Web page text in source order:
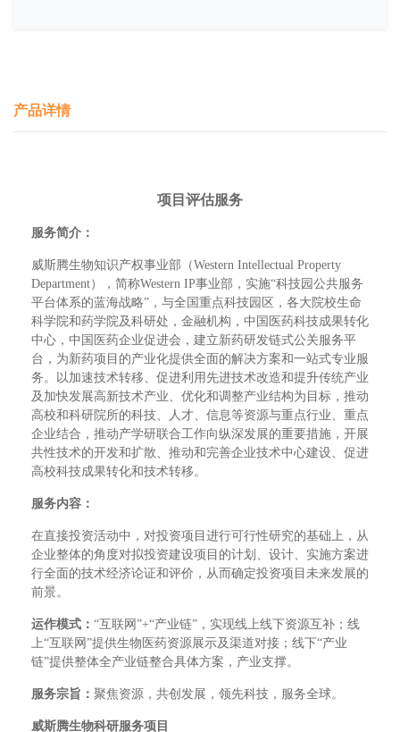
产品详情
项目评估服务
服务简介：
威斯腾生物知识产权事业部（Western Intellectual Property
Department），简称Western IP事业部，实施“科技园公共服务
平台体系的蓝海战略”，与全国重点科技园区，各大院校生命
科学院和药学院及科研处，金融机构，中国医药科技成果转化
中心，中国医药企业促进会，建立新药研发链式公关服务平
台，为新药项目的产业化提供全面的解决方案和一站式专业服
务。以加速技术转移、促进利用先进技术改造和提升传统产业
及加快发展高新技术产业、优化和调整产业结构为目标，推动
高校和科研院所的科技、人才、信息等资源与重点行业、重点
企业结合，推动产学研联合工作向纵深发展的重要措施，开展
共性技术的开发和扩散、推动和完善企业技术中心建设、促进
高校科技成果转化和技术转移。
服务内容：
在直接投资活动中，对投资项目 进行可行性研究的基础上，从
企业整体的角度对拟投资建设项目的计划、设计、实施方案进
行全面的技术经济论证和评价，从而确定投资项目未来发展的
前景。
运作模式： “互联网”+“产业链”，实现线上线下资源互补；线
上“互联网”提供生物医药资源展示及渠道对接；线下“产业
链”提供整体全产业链整合具体方案，产业支撑。
服务宗旨： 聚焦资源，共创发展，领先科技，服务全球。
威斯腾生物科研服务项目